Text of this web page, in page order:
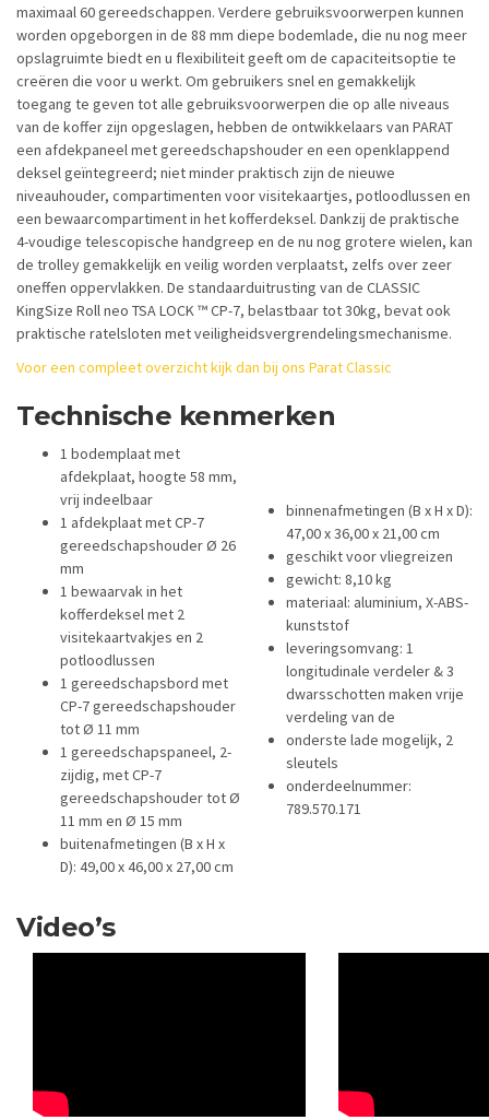
maximaal 60 gereedschappen. Verdere gebruiksvoorwerpen kunnen
worden opgeborgen in de 88 mm diepe bodemlade, die nu nog meer
opslagruimte biedt en u flexibiliteit geeft om de capaciteitsoptie te
creëren die voor u werkt. Om gebruikers snel en gemakkelijk
toegang te geven tot alle gebruiksvoorwerpen die op alle niveaus
van de koffer zijn opgeslagen, hebben de ontwikkelaars van PARAT
een afdekpaneel met gereedschapshouder en een openklappend
deksel geïntegreerd; niet minder praktisch zijn de nieuwe
niveauhouder, compartimenten voor visitekaartjes, potloodlussen en
een bewaarcompartiment in het kofferdeksel. Dankzij de praktische
4-voudige telescopische handgreep en de nu nog grotere wielen, kan
de trolley gemakkelijk en veilig worden verplaatst, zelfs over zeer
oneffen oppervlakken. De standaarduitrusting van de CLASSIC
KingSize Roll neo TSA LOCK ™ CP-7, belastbaar tot 30kg, bevat ook
praktische ratelsloten met veiligheidsvergrendelingsmechanisme.
Voor een compleet overzicht kijk dan bij ons Parat Classic
Technische kenmerken
1 bodemplaat met
afdekplaat, hoogte 58 mm,
vrij indeelbaar
1 afdekplaat met CP-7
gereedschapshouder Ø 26
mm
1 bewaarvak in het
kofferdeksel met 2
visitekaartvakjes en 2
potloodlussen
1 gereedschapsbord met
CP-7 gereedschapshouder
tot Ø 11 mm
1 gereedschapspaneel, 2-
zijdig, met CP-7
gereedschapshouder tot Ø
11 mm en Ø 15 mm
buitenafmetingen (B x H x
D): 49,00 x 46,00 x 27,00 cm
binnenafmetingen (B x H x D):
47,00 x 36,00 x 21,00 cm
geschikt voor vliegreizen
gewicht: 8,10 kg
materiaal: aluminium, X-ABS-
kunststof
leveringsomvang: 1
longitudinale verdeler & 3
dwarsschotten maken vrije
verdeling van de
onderste lade mogelijk, 2
sleutels
onderdeelnummer:
789.570.171
Video’s